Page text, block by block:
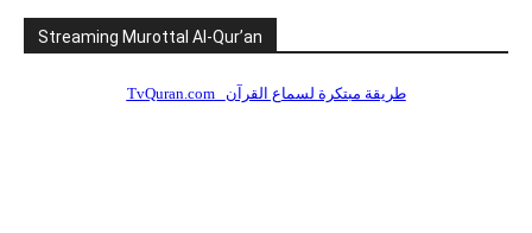
Streaming Murottal Al-Qur’an